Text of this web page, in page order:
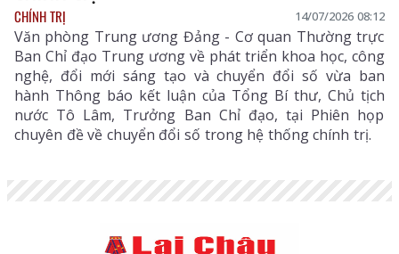
CHÍNH TRỊ 14/07/2026 08:12
Văn phòng Trung ương Đảng - Cơ quan Thường trực
Ban Chỉ đạo Trung ương về phát triển khoa học, công
nghệ, đổi mới sáng tạo và chuyển đổi số vừa ban
hành Thông báo kết luận của Tổng Bí thư, Chủ tịch
nước Tô Lâm, Trưởng Ban Chỉ đạo, tại Phiên họp
chuyên đề về chuyển đổi số trong hệ thống chính trị.